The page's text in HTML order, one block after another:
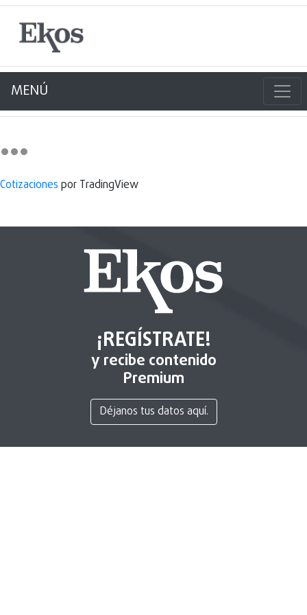
MENÚ
Cotizaciones por TradingView
¡REGÍSTRATE!
y recibe contenido
Premium
Déjanos tus datos aquí.